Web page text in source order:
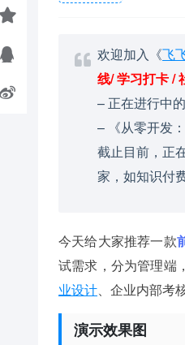
欢迎加入《飞
线/ 学习打卡 /
– 正在进行中
– 《从零开发
截止目前，正
家，如知识付
今天给大家推荐一款
试需求，分为管理端
业设计、企业内部考
演示效果图